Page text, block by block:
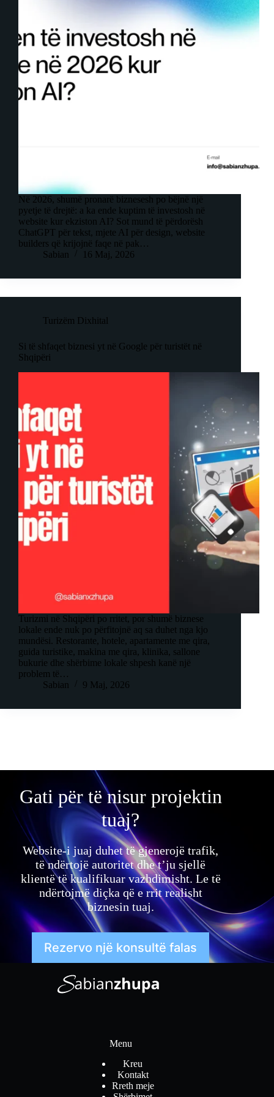
Në 2026, shumë pronarë biznesesh po bëjnë një
pyetje të drejtë: a ka ende kuptim të investosh në
website kur ekziston AI? Sot mund të përdorësh
ChatGPT për tekst, mjete AI për design, website
builders që krijojnë faqe në pak…
Sabian
16 Maj, 2026
Turizëm Dixhital
Si të shfaqet biznesi yt në Google për turistët në
Shqipëri
Turizmi në Shqipëri po rritet, por shumë biznese
lokale ende nuk po përfitojnë aq sa duhet nga kjo
mundësi. Restorante, hotele, apartamente me qira,
guida turistike, makina me qira, klinika, sallone
bukurie dhe shërbime lokale shpesh kanë një
problem të…
Sabian
9 Maj, 2026
Gati për të nisur projektin
tuaj?
Website-i juaj duhet të gjenerojë trafik,
të ndërtojë autoritet dhe t’ju sjellë
klientë të kualifikuar vazhdimisht. Le të
ndërtojmë diçka që e rrit realisht
biznesin tuaj.
Rezervo një konsultë falas
Menu
Kreu
Kontakt
Rreth meje